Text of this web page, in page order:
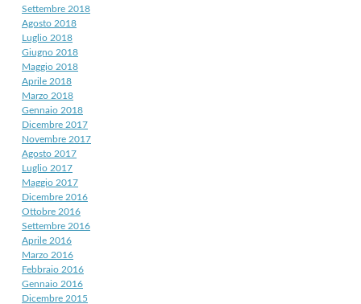
Settembre 2018
Agosto 2018
Luglio 2018
Giugno 2018
Maggio 2018
Aprile 2018
Marzo 2018
Gennaio 2018
Dicembre 2017
Novembre 2017
Agosto 2017
Luglio 2017
Maggio 2017
Dicembre 2016
Ottobre 2016
Settembre 2016
Aprile 2016
Marzo 2016
Febbraio 2016
Gennaio 2016
Dicembre 2015